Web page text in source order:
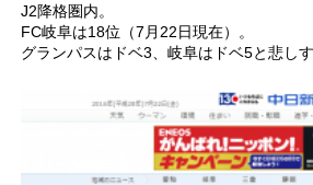
J2降格圏内。
FC岐阜は18位（7月22日現在）。
グランパスはドベ3、岐阜はドベ5と悲しす